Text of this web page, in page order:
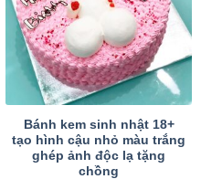
Bánh kem sinh nhật 18+
tạo hình cậu nhỏ màu trắng
ghép ảnh độc lạ tặng
chồng